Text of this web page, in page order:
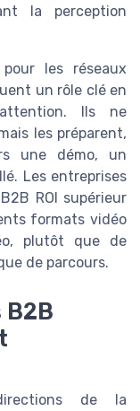
la perception
les réseaux
un rôle clé en
Ils ne
les préparent,
une démo, un
Les entreprises
ROI supérieur
formats vidéo
plutôt que de
de parcours.
B2B
de la